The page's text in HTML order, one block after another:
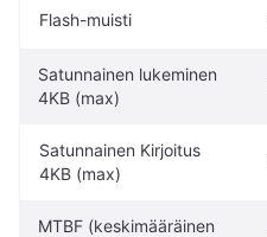
Flash-muisti
Satunnainen lukeminen
4KB (max)
Satunnainen Kirjoitus
4KB (max)
MTBF (keskimääräinen